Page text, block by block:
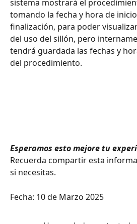
sistema mostrará el
tomando la fecha y hora de
finalización, para poder
del uso del sillón, pero
tendrá guardada las fechas y
del procedimiento.
Esperamos esto mejore tu
Recuerda compartir esta
si necesitas.
Fecha: 10 de Marzo 2025